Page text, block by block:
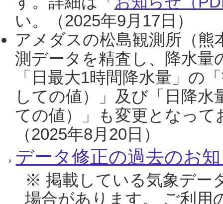
い。（2025年9月17日）
アメダスの松島観測所（熊
測データを精査し、降水
「日最大1時間降水量」の
しての値）」及び「日降
ての値）」も変更となっ
（2025年8月20日）
データ修正の過去のお
※ 掲載している気象デー
場合があります。 ご利用